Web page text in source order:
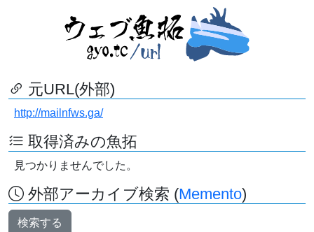
元URL(外部)
http://mailnfws.ga/
取得済みの魚拓
見つかりませんでした。
外部アーカイブ検索 (Memento)
検索する